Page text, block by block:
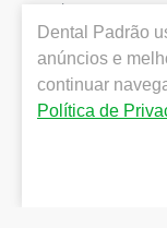
CRF/PE nº
Fotos
da loja virtual
divergência de
Carrinho de
isso nos
de grandes
Dental Padrão
anúncios e
continuar
Política de